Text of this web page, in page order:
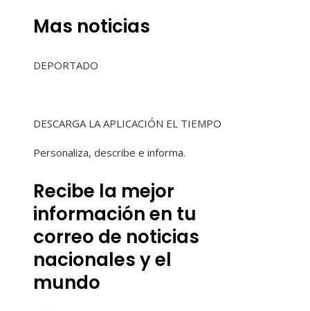
Mas noticias
DEPORTADO
DESCARGA LA APLICACIÓN EL TIEMPO
Personaliza, describe e informa.
Recibe la mejor
información en tu
correo de noticias
nacionales y el
mundo